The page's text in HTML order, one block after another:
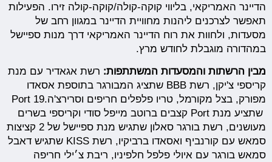
הדיינר האמריקאי, בליווי קוקה-קולה/קוקה-קולה זירו. הפעילות
תאפשר לצרכנים ליהנות מחוויית הדיינר במגוון רחב של
מסעדות, ולחוות את רוח הדיינר האמריקאי דרך מנות ספיישל
במהדורה מוגבלת לחודש מרץ.
מבין הרשתות והמסעדות המשתתפות: רשת אגאדיר עם מנת
קריספי צ'יקן, רשת BBB שתציג המבורגר בתוספת אסאדו
מפורק, בצל מקורמל, טריו פלפלים חריפים וסרירצ'ה.Port 19
שתציע מנת Port קצבים ברוטב מייפל סודי וקריספי בשרים
מעושנים, רשת בורגר סאלון שתגיש מנת ספיישל של 2 קציצות
סמאש עם קורנביף ואסאדו ברביקיו, רשת KISS שתגיש דאבל
סמאש בורגר עם איולי פלפל חלפיניו, ריבת צ׳ילי חריפה